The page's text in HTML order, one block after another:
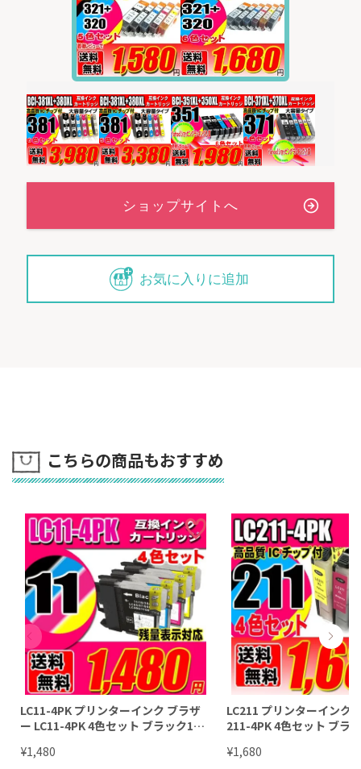
お気に入りに追加
こちらの商品もおすすめ
LC11-4PK プリンターインク ブラザ
ー LC11-4PK 4色セット ブラック1個
¥1,480
LC211 プリンターインク
211-4PK 4色セット ブラ
¥1,680